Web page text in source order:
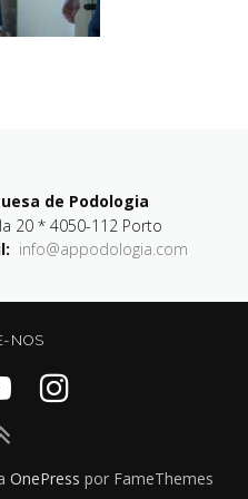
de Podologia
20 * 4050-112 Porto
info@appodologia.com
NOS
OnePress por FameThemes